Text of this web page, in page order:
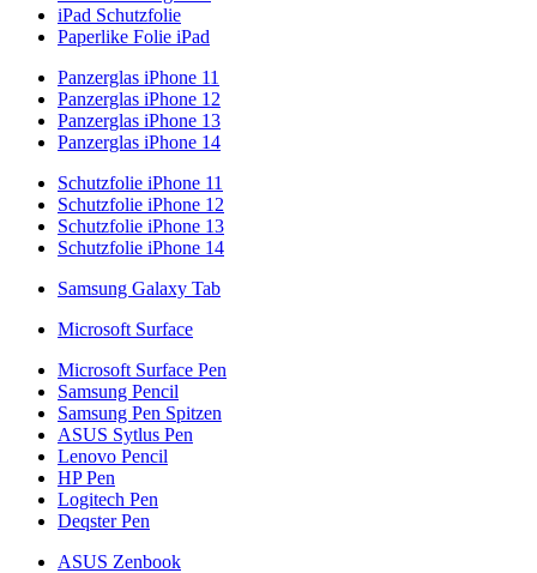
iPad Schutzfolie
Paperlike Folie iPad
Panzerglas iPhone 11
Panzerglas iPhone 12
Panzerglas iPhone 13
Panzerglas iPhone 14
Schutzfolie iPhone 11
Schutzfolie iPhone 12
Schutzfolie iPhone 13
Schutzfolie iPhone 14
Samsung Galaxy Tab
Microsoft Surface
Microsoft Surface Pen
Samsung Pencil
Samsung Pen Spitzen
ASUS Sytlus Pen
Lenovo Pencil
HP Pen
Logitech Pen
Deqster Pen
ASUS Zenbook